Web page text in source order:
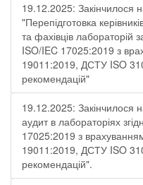
19.12.2025: Закінчилося
"Перепідготовка
та фахівців
ISO/IEC 17025:2019 з
19011:2019, ДСТУ ISO
рекомендацій"
19.12.2025: Закінчилося
аудит в лабораторіях
17025:2019 з
19011:2019, ДСТУ ISO
рекомендацій".